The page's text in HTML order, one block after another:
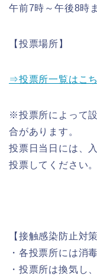
午前7時～午後8時
【投票場所】
⇒投票所一覧はこ
※投票所によって
合があります。
投票日当日には、
投票してください。
【接触感染防止対策
・各投票所には消
・投票所は換気し